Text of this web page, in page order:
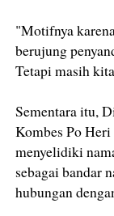
"Motifnya
berujung
Tetapi masih
Sementara itu,
Kombes Po
menyelidiki
sebagai bandar
hubungan